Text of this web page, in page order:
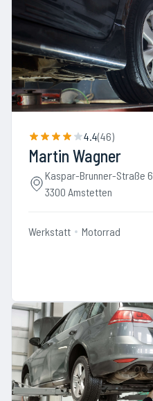
4.4(46)
Martin Wagner
Kaspar-Brunner-Straße 6
3300 Amstetten
Werkstatt Motorrad